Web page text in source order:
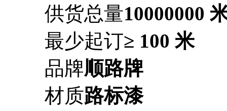
供货总量10000000
最少起订≥ 100 米
品牌顺路牌
材质路标漆